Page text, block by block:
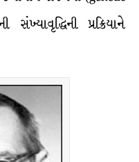
પ્રક્રિયાને